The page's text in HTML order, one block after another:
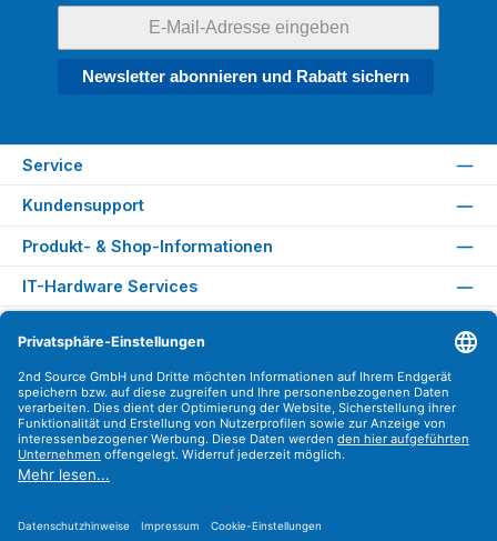
Newsletter abonnieren und Rabatt sichern
Service
Kundensupport
Produkt- & Shop-Informationen
IT-Hardware Services
Versandarten
Zahlungsarten
Sicher Einkaufen
Find us on